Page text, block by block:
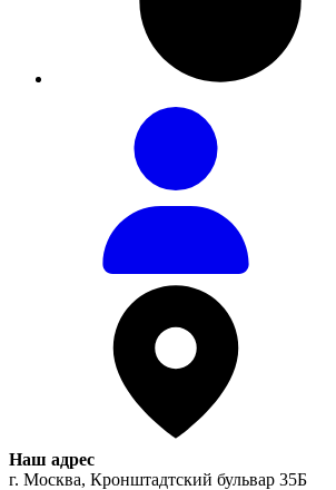
Наш адрес
г. Москва, Кронштадтский бульвар 35Б